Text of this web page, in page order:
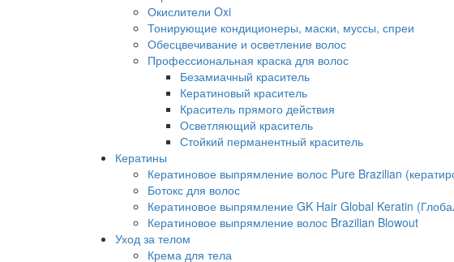
Окислители Oxi
Тонирующие кондиционеры, маски, муссы, спреи
Обесцвечивание и осветление волос
Профессиональная краска для волос
Безамиачный краситель
Кератиновый краситель
Краситель прямого действия
Осветляющий краситель
Стойкий перманентный краситель
Кератины
Кератиновое выпрямление волос Pure Brazilian
Ботокс для волос
Кератиновое выпрямление GK Hair Global Keratin
Кератиновое выпрямление волос Brazilian Blowout
Уход за телом
Крема для тела